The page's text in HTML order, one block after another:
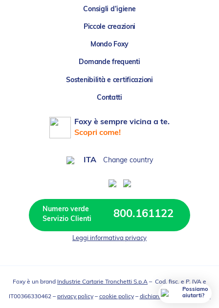
Consigli d’igiene
Piccole creazioni
Mondo Foxy
Domande frequenti
Sostenibilità e certificazioni
Contatti
Foxy è sempre vicina a te.
Scopri come!
ITA Change country
Numero verde
800.161122
Leggi informativa privacy
Foxy è un brand Industrie Cartarie Tronchetti S.p.A – Cod. fisc. e P. IVA e
IT00366330462 – privacy policy– cookie policy– dichiarazione accessibilità
Possiamo
aiutarti?